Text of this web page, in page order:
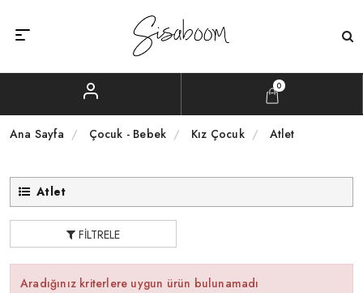
0
Ana Sayfa Çocuk - Bebek Kız Çocuk Atlet
Atlet
FILTRELE
Aradığınız kriterlere uygun ürün bulunamadı